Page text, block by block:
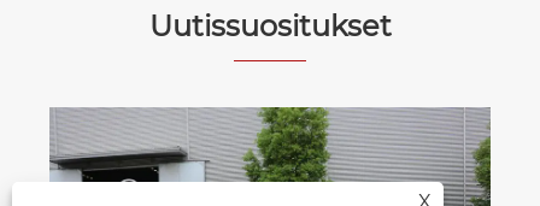
Uutissuositukset
Kuinka kylmäkuorma-autot voivat